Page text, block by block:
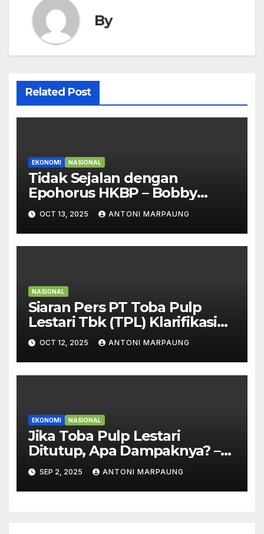
By
Related Post
EKONOMI NASIONAL
Tidak Sejalan dengan
Epohorus HKBP – Bobby
Bersikeras PT TPL Punya Hak
untuk Beroperasi
OCT 13, 2025 ANTONI MARPAUNG
NASIONAL
Siaran Pers PT Toba Pulp
Lestari Tbk (TPL) Klarifikasi
atas Informasi Tidak Akurat
Terkait Kejadian di Sihaporas
OCT 12, 2025 ANTONI MARPAUNG
EKONOMI NASIONAL
Jika Toba Pulp Lestari
Ditutup, Apa Dampaknya? –
Ini Penjelasan Joni Supriyanto
SEP 2, 2025 ANTONI MARPAUNG